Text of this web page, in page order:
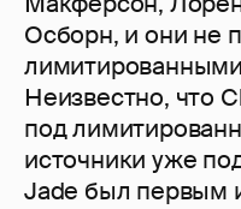
Осборн, и они не
Неизвестно, что
под
источники уже
Jade был первым